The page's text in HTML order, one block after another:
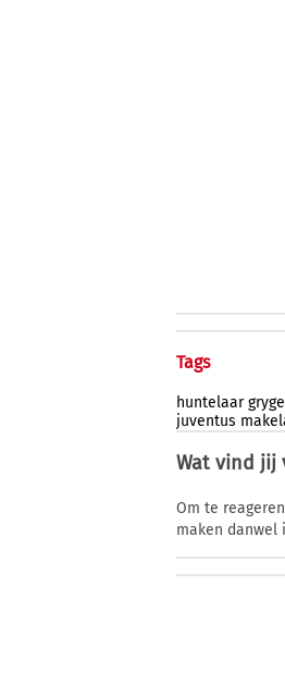
Tags
huntelaar
juventus
Wat vind jij
Om te
maken danwel